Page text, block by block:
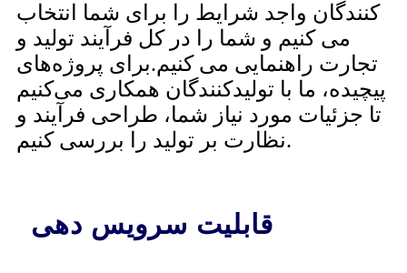
کنندگان واجد شرایط را برای شما انتخاب
می کنیم و شما را در کل فرآیند تولید و
تجارت راهنمایی می کنیم.برای پروژه‌های
پیچیده، ما با تولیدکنندگان همکاری می‌کنیم
تا جزئیات مورد نیاز شما، طراحی فرآیند و
نظارت بر تولید را بررسی کنیم.
قابلیت سرویس دهی